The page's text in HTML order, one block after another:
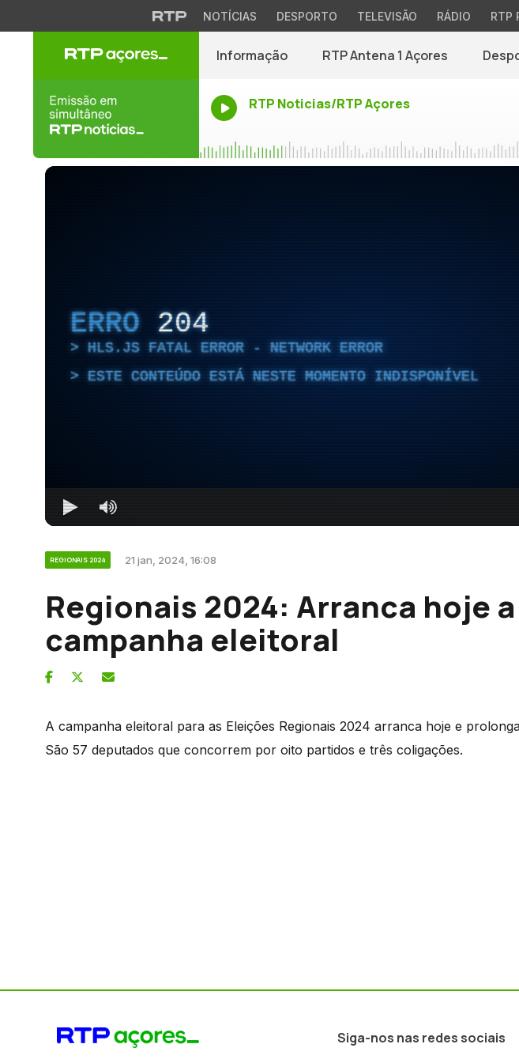
NOTÍCIAS DESPORTO TELEVISÃO RÁDIO RTP
Informação RTP Antena 1 Açores
RTP Noticias/RTP Açores
ERRO 204
HLS.JS FATAL ERROR - NETWORK ERROR
ESTE CONTEÚDO ESTÁ NESTE MOMENTO INDISPONÍVEL
REGIONAIS 2024 21 jan, 2024, 16:08
Regionais 2024: Arranca hoje a
campanha eleitoral
A campanha eleitoral para as Eleições Regionais 2024 arranca hoje e
São 57 deputados que concorrem por oito partidos e três coligações.
Siga-nos nas redes sociais